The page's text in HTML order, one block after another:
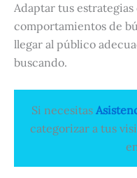
Adaptar tus
comportamientos de
llegar al público
buscando.
Si necesitas
categorizar a tus